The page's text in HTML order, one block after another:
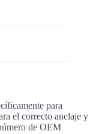
para
el correcto anclaje y
de OEM